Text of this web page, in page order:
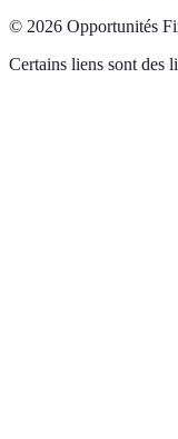
© 2026 Opportunités
Certains liens sont des